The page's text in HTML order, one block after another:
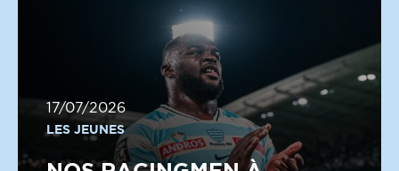
17/07/2026
LES JEUNES